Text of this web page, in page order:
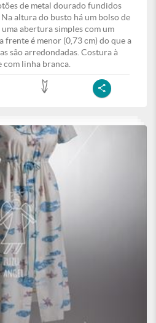
de metal dourado fundidos
altura do busto há um bolso de
abertura simples com um
frente é menor (0,73 cm) do que a
são arredondadas. Costura à
linha branca.